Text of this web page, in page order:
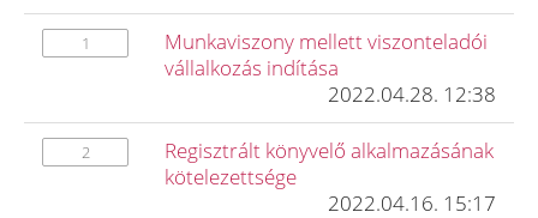
1
Munkaviszony mellett viszonteladói
vállalkozás indítása
2022.04.28. 12:38
2
Regisztrált könyvelő alkalmazásának
kötelezettsége
2022.04.16. 15:17